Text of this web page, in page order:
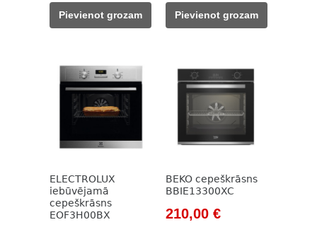
was:
785,00 €.
228,00 €.
Pievienot grozam
was:
785,00 €.
225,00 €.
Pievienot grozam
ELECTROLUX
iebūvējamā
cepeškrāsns
EOF3H00BX
BEKO cepeškrāsns
BBIE13300XC
Original
210,00 €Current